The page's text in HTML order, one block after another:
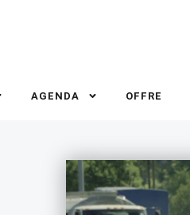
AGENDA OFFRE